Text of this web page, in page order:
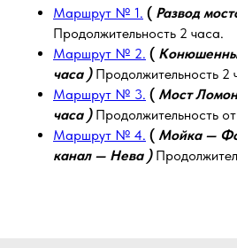
Маршрут № 1. ( Развод
Продолжительность 2 часа.
Маршрут № 2. (
часа ) Продолжительность 2
Маршрут № 3. ( Мост
часа ) Продолжительность
Маршрут № 4. ( Мойка —
канал — Нева )